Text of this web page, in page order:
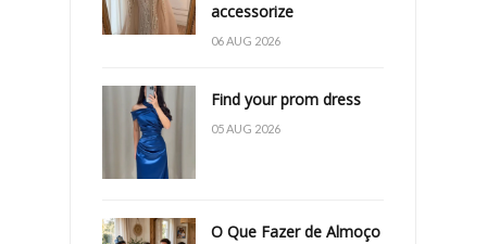
accessorize
06 AUG 2026
Find your prom dress
05 AUG 2026
O Que Fazer de Almoço